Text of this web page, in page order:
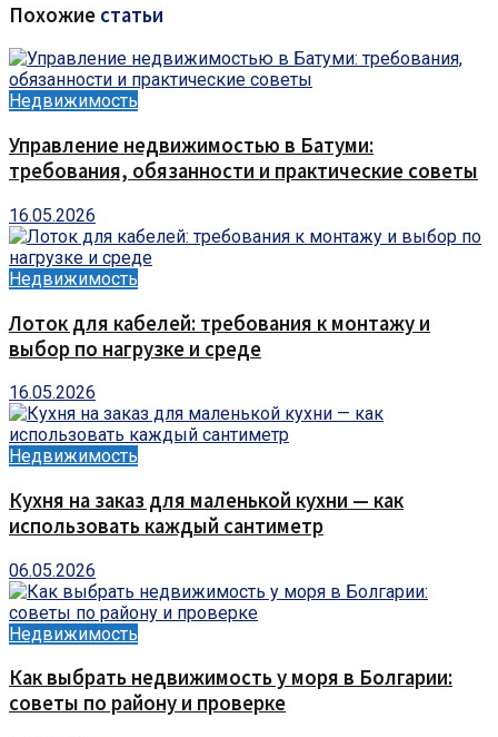
Похожие статьи
Недвижимость
Управление недвижимостью в Батуми:
требования, обязанности и практические советы
16.05.2026
Недвижимость
Лоток для кабелей: требования к монтажу и
выбор по нагрузке и среде
16.05.2026
Недвижимость
Кухня на заказ для маленькой кухни — как
использовать каждый сантиметр
06.05.2026
Недвижимость
Как выбрать недвижимость у моря в Болгарии:
советы по району и проверке